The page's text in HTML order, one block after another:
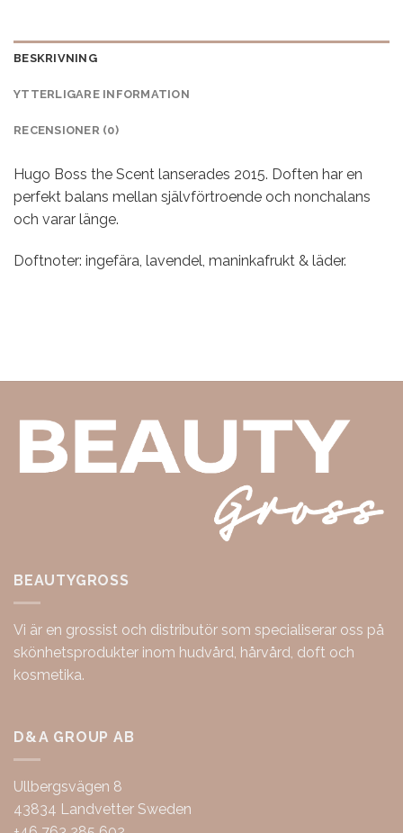
BESKRIVNING
YTTERLIGARE INFORMATION
RECENSIONER (0)
Hugo Boss the Scent lanserades 2015. Doften har en
perfekt balans mellan självförtroende och nonchalans
och varar länge.
Doftnoter: ingefära, lavendel, maninkafrukt & läder.
BEAUTYGROSS
Vi är en grossist och distributör som specialiserar oss på
skönhetsprodukter inom hudvård, hårvård, doft och
kosmetika.
D&A GROUP AB
Ullbergsvägen 8
43834 Landvetter Sweden